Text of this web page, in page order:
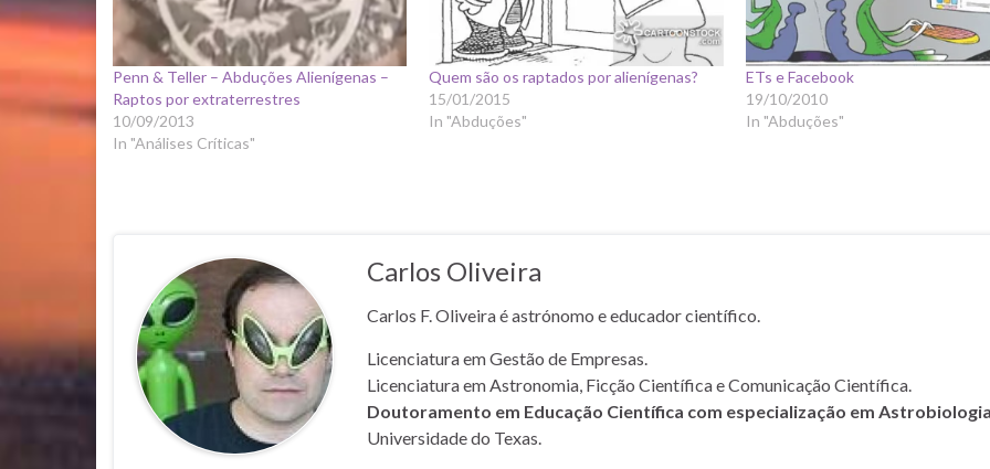
Penn & Teller – Abduções Alienígenas –
Raptos por extraterrestres
10/09/2013
In "Análises Críticas"
Quem são os raptados por alienígenas?
15/01/2015
In "Abduções"
ETs e Facebook
19/10/2010
In "Abduções"
Carlos Oliveira
Carlos F. Oliveira é astrónomo e educador científico.
Licenciatura em Gestão de Empresas.
Licenciatura em Astronomia, Ficção Científica e Comunicação Científica.
Doutoramento em Educação Científica com especialização em
Universidade do Texas.